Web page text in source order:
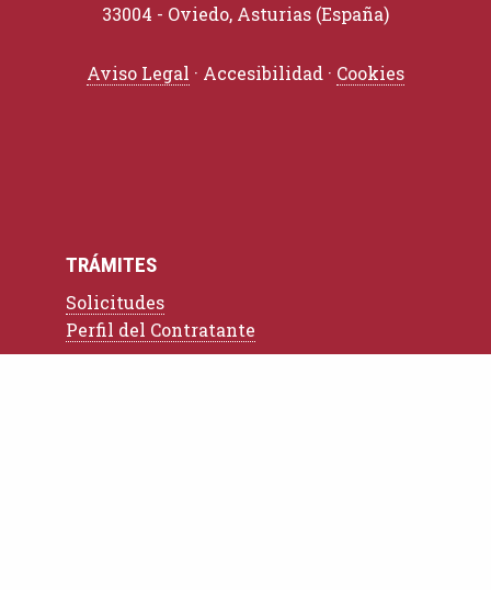
33004 - Oviedo, Asturias (España)
Aviso Legal · Accesibilidad · Cookies
TRÁMITES
Solicitudes
Perfil del Contratante